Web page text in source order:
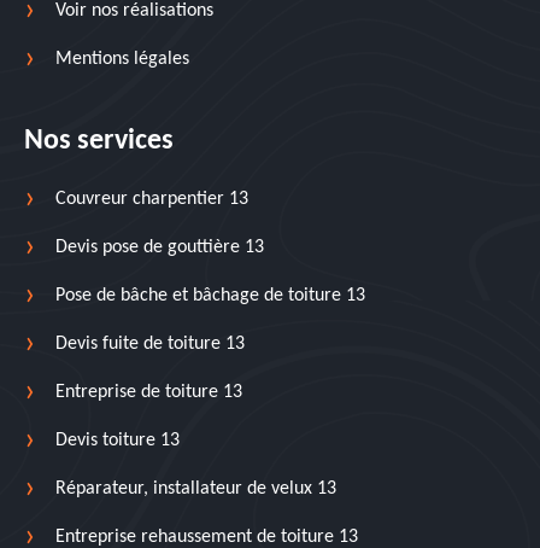
Voir nos réalisations
Mentions légales
Nos services
Couvreur charpentier 13
Devis pose de gouttière 13
Pose de bâche et bâchage de toiture 13
Devis fuite de toiture 13
Entreprise de toiture 13
Devis toiture 13
Réparateur, installateur de velux 13
Entreprise rehaussement de toiture 13